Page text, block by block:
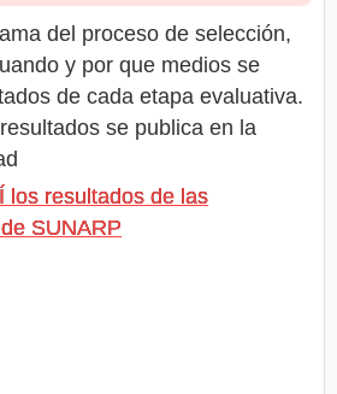
del proceso de selección,
y por que medios se
de cada etapa evaluativa.
se publica en la
los resultados de las
SUNARP